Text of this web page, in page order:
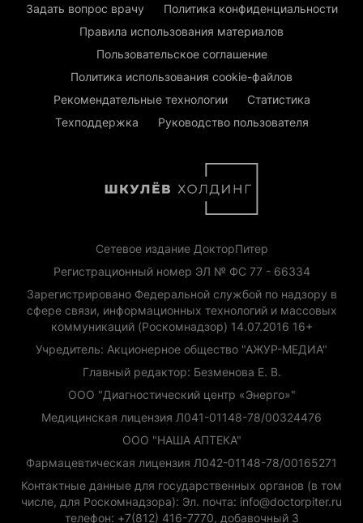
Задать вопрос врачу
Политика конфиденциальности
Правила использования материалов
Пользовательское соглашение
Политика использования cookie-файлов
Рекомендательные технологии
Статистика
Техподдержка
Руководство пользователя
Сетевое издание ДокторПитер
Регистрационный номер ЭЛ № ФС 77 - 66334
Зарегистрировано Федеральной службой по надзору в
сфере связи, информационных технологий и массовых
коммуникаций (Роскомнадзор) 14.07.2016 16+
Учредитель: Акционерное общество "АЖУР-МЕДИА"
Главный редактор: Безменова Е. В.
ООО "Диагностический центр «Энерго»"
Медицинская лицензия Л041-01148-78/00324476
ООО "НАША АПТЕКА"
Фармацевтическая лицензия Л042-01148-78/00165271
Контактные данные для государственных органов (в том
числе, для Роскомнадзора): Эл. почта: info@doctorpiter.ru
телефон: +7(812) 416-7770, добавочный 3